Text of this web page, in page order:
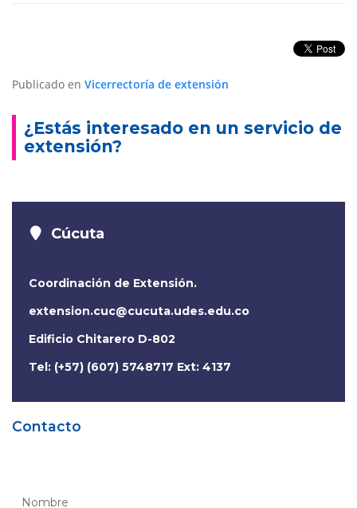
Publicado en Vicerrectoría de extensión
¿Estás interesado en un servicio de
extensión?
Cúcuta
Coordinación de Extensión.
extension.cuc@cucuta.udes.edu.co
Edificio Chitarero D-802
Tel: (+57) (607) 5748717 Ext: 4137
Contacto